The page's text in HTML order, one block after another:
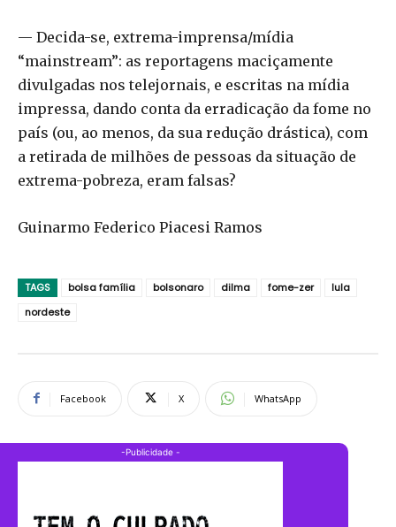
— Decida-se, extrema-imprensa/mídia
“mainstream”: as reportagens maciçamente
divulgadas nos telejornais, e escritas na mídia
impressa, dando conta da erradicação da fome no
país (ou, ao menos, da sua redução drástica), com
a retirada de milhões de pessoas da situação de
extrema-pobreza, eram falsas?
Guinarmo Federico Piacesi Ramos
TAGS bolsa família bolsonaro dilma fome-zer
lula
nordeste
Facebook X WhatsApp
-Publicidade -